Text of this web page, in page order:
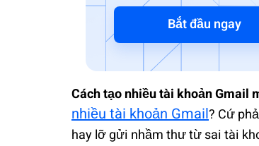
Bắt đầu ngay
Cách tạo nhiều tài khoản Gmail
nhiều tài khoản Gmail? Cứ
hay lỡ gửi nhầm thư từ sai tài